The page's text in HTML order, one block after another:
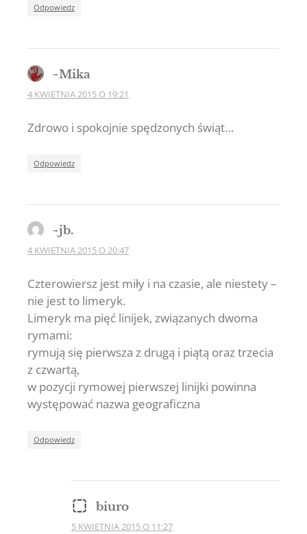
Odpowiedz
~Mika
4 KWIETNIA 2015 O 19:21
Zdrowo i spokojnie spędzonych świąt…
Odpowiedz
~jb.
4 KWIETNIA 2015 O 20:47
Czterowiersz jest miły i na czasie, ale niestety –
nie jest to limeryk.
Limeryk ma pięć linijek, związanych dwoma
rymami:
rymują się pierwsza z drugą i piątą oraz trzecia
z czwartą,
w pozycji rymowej pierwszej linijki powinna
występować nazwa geograficzna
Odpowiedz
biuro
5 KWIETNIA 2015 O 11:27